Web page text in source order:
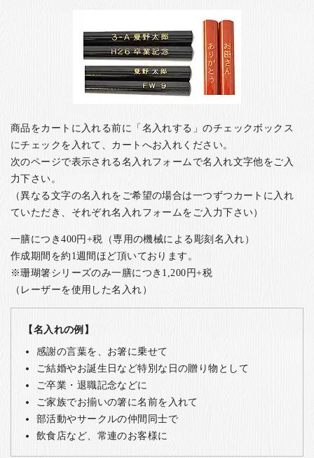
商品をカートに入れる前に「名入れする」のチェックボックス
にチェックを入れて、カートへお入れください。
次のページで表示される名入れフォームで名入れ文字他をご入
力下さい。
（異なる文字の名入れをご希望の場合は一つずつカートに入れ
ていただき、それぞれ名入れフォームをご入力下さい）
一膳につき400円+税（専用の機械による彫刻名入れ）
作成期間を約1週間ほど頂いております。
※珊瑚箸シリーズのみ一膳につき1,200円+税
（レーザーを使用した名入れ）
【名入れの例】
感謝の言葉を、お箸に乗せて
ご結婚やお誕生日など特別な日の贈り物として
ご卒業・退職記念などに
ご家族でお揃いの箸に名前を入れて
部活動やサークルの仲間同士で
飲食店など、常連のお客様に